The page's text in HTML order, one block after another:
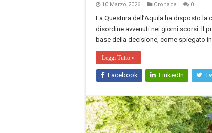
10 Marzo 2026 Cronaca 0
La Questura dell’Aquila ha disposto
disordine avvenuti nei giorni scorsi. Il
base della decisione, come spiegato
Leggi Tutto »
Facebook LinkedIn